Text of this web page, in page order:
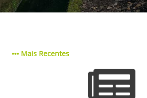
Mais Recentes